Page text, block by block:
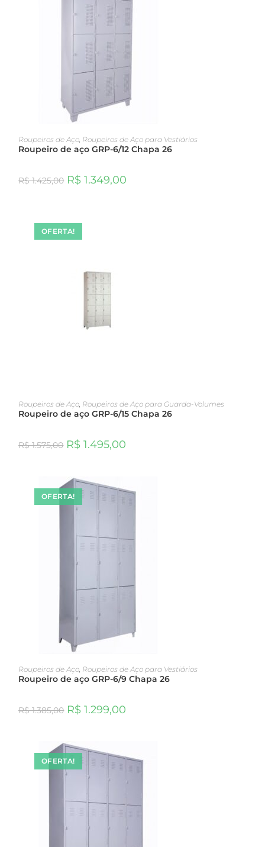
ADICIONAR AO CARRINHO
Roupeiros de Aço Roupeiros de Aço para Vestiários
Roupeiro de aço GRP-6/12 Chapa 26
R$1.425,00 R$ 1.349,00
OFERTA!
ADICIONAR AO CARRINHO
Roupeiros de Aço, Roupeiros de Aço para Guarda-Volumes
Roupeiro de aço GRP-6/15 Chapa 26
R$1.575,00 R$ 1.495,00
OFERTA!
ADICIONAR AO CARRINHO
Roupeiros de Aço Roupeiros de Aço para Vestiários
Roupeiro de aço GRP-6/9 Chapa 26
R$1.385,00 R$ 1.299,00
OFERTA!